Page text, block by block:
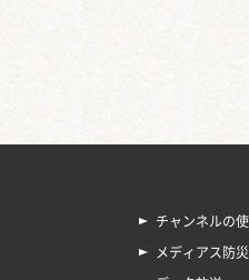
チャンネルの
メディアス防